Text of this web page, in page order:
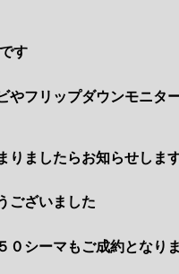
す
やフリップダウンモニタ
りましたらお知らせしま
ございました
０シーマもご成約となり